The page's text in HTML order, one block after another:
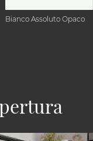
Bianco Assoluto Opaco